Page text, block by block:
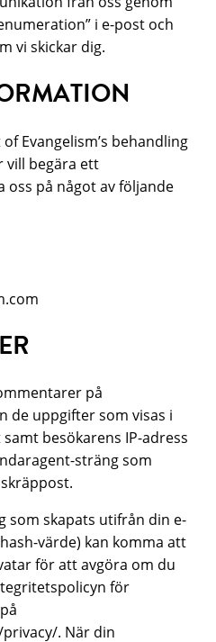
i e-post och
vi skickar dig.
Evangelism’s behandling
vill begära ett
på något av följande
på
de uppgifter som visas i
besökarens IP-adress
sträng som
som skapats utifrån din e-
värde) kan komma att
för att avgöra om du
för
. När din